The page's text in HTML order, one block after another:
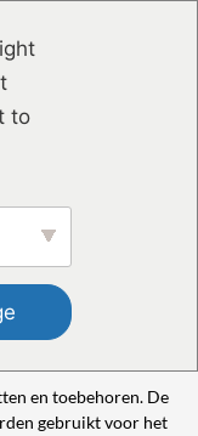
to
en toebehoren. De
gebruikt voor het